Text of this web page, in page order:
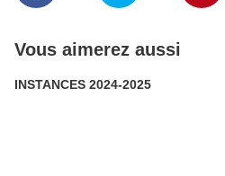
Vous aimerez aussi
INSTANCES 2024-2025